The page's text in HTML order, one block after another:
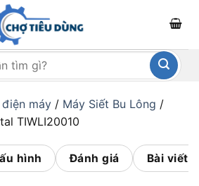
máy / Máy Siết Bu Lông /
TIWLI20010
hình Đánh giá Bài viết